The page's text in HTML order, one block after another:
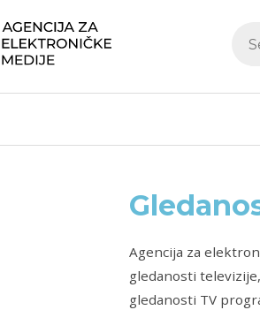
Agencija za
gledanosti
gledanosti TV